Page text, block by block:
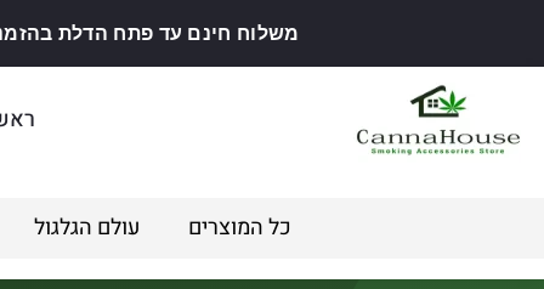
משלוח חינם עד פתח הדלת בהזמנה
כל המוצרים עולם הגלגול